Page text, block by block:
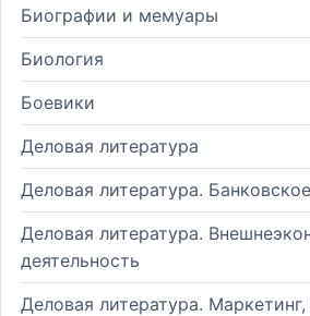
Биографии и мемуары
Биология
Боевики
Деловая литература
Деловая литература.
Деловая литература.
деятельность
Деловая литература. Маркетинг,